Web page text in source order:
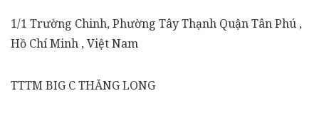
1/1 Trường Chinh, Phường Tây Thạnh Quận Tân Phú ,
Hồ Chí Minh , Việt Nam
TTTM BIG C THĂNG LONG